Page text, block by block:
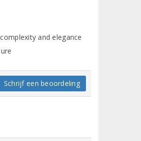
and elegance
Schrijf een beoordeling